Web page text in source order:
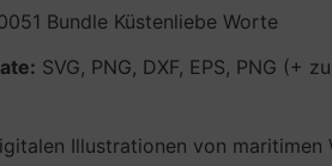
Bundle Küstenliebe Worte
SVG, PNG, DXF, EPS, PNG
Illustrationen von maritimen